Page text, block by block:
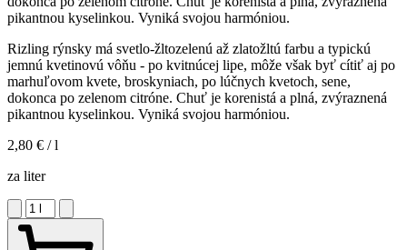
pikantnou kyselinkou. Vyniká svojou harmóniou.
Rizling rýnsky má svetlo-žltozelenú až zlatožltú farbu a typickú
jemnú kvetinovú vôňu - po kvitnúcej lipe, môže však byť cítiť aj po
marhuľovom kvete, broskyniach, po lúčnych kvetoch, sene,
dokonca po zelenom citróne. Chuť je korenistá a plná, zvýraznená
pikantnou kyselinkou. Vyniká svojou harmóniou.
2,80 € / l
za liter